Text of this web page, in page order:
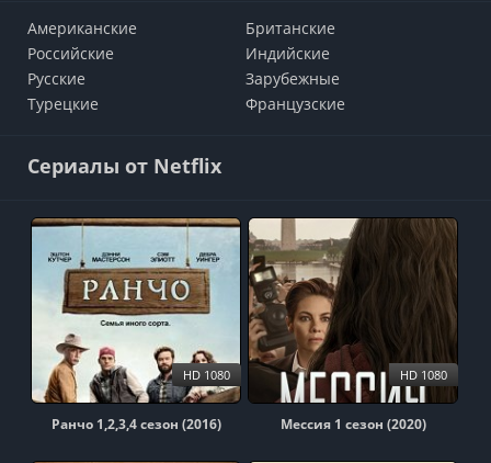
Американские
Британские
Российские
Индийские
Русские
Зарубежные
Турецкие
Французские
Сериалы от Netflix
Ранчо 1,2,3,4 сезон (2016)
HD 1080
Мессия 1 сезон (2020)
HD 1080